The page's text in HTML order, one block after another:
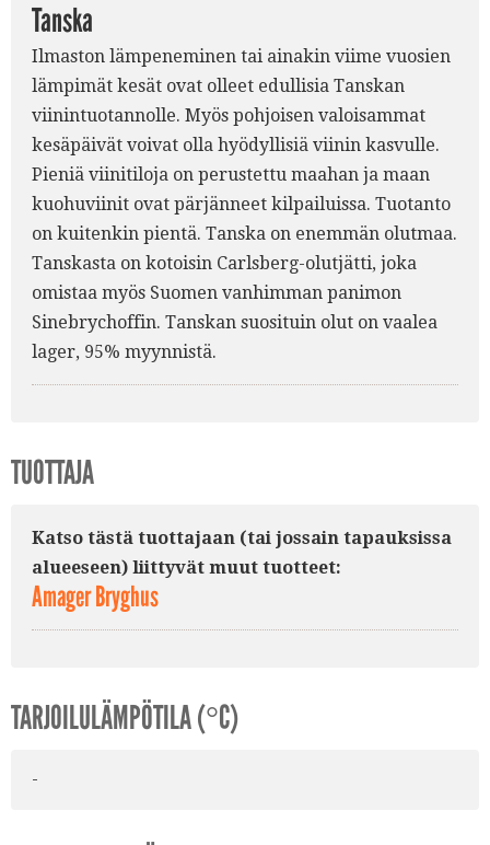
Tanska
Ilmaston lämpeneminen tai ainakin viime vuosien
lämpimät kesät ovat olleet edullisia Tanskan
viinintuotannolle. Myös pohjoisen valoisammat
kesäpäivät voivat olla hyödyllisiä viinin kasvulle.
Pieniä viinitiloja on perustettu maahan ja maan
kuohuviinit ovat pärjänneet kilpailuissa. Tuotanto
on kuitenkin pientä. Tanska on enemmän olutmaa.
Tanskasta on kotoisin Carlsberg-olutjätti, joka
omistaa myös Suomen vanhimman panimon
Sinebrychoffin. Tanskan suosituin olut on vaalea
lager, 95% myynnistä.
TUOTTAJA
Katso tästä tuottajaan (tai jossain tapauksissa
alueeseen) liittyvät muut tuotteet:
Amager Bryghus
TARJOILULÄMPÖTILA (°C)
-